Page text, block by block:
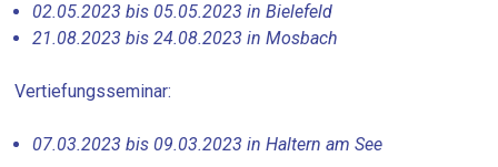
02.05.2023 bis 05.05.2023 in Bielefeld
21.08.2023 bis 24.08.2023 in Mosbach
Vertiefungsseminar:
07.03.2023 bis 09.03.2023 in Haltern am See